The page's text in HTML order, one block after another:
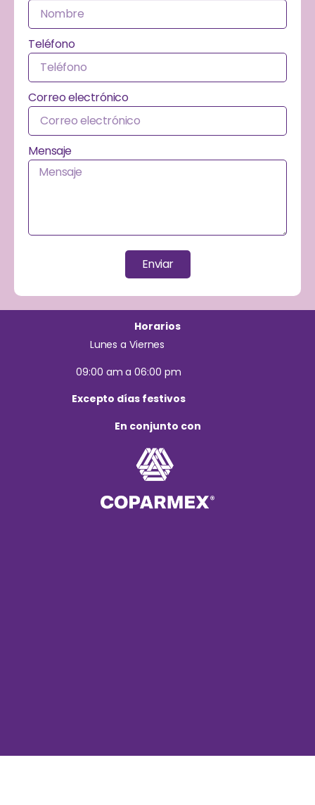
Teléfono
Correo electrónico
Mensaje
Enviar
Horarios
Lunes a Viernes
09:00 am a 06:00 pm
Excepto días festivos
En conjunto con